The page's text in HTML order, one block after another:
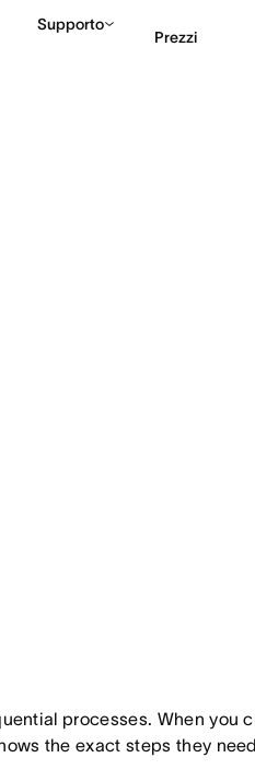
Supporto
Prezzi
processes. When
the exact steps they